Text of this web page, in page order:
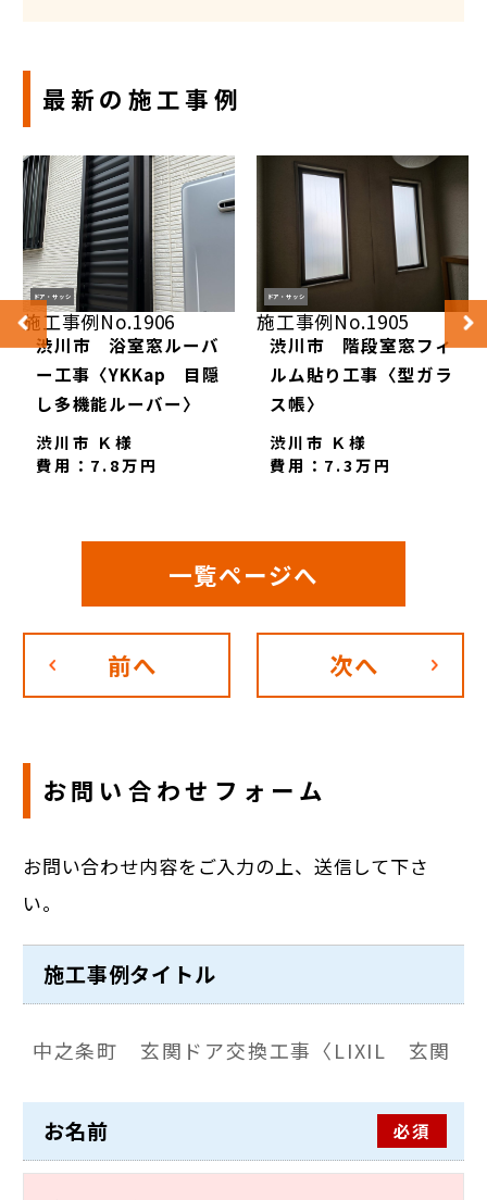
最新の施工事例
ドア・サッシ
施工事例No.1906
渋川市 浴室窓ルーバ
ー工事〈YKKap 目隠
し多機能ルーバー〉
渋川市 Ｋ様
費用：7.8万円
ドア・サッシ
施工事例No.1905
渋川市 階段室窓フィ
ルム貼り工事〈型ガラ
ス帳〉
渋川市 Ｋ様
費用：7.3万円
前へ
一覧ページへ
次へ
お問い合わせフォーム
お問い合わせ内容をご入力の上、送信して下さ
い。
施工事例タイトル
お名前 必須